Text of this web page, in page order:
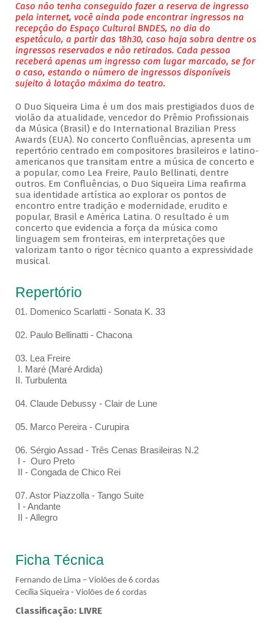
Caso não tenha conseguido fazer a reserva de ingresso
pela internet, você ainda pode encontrar ingressos na
recepção do Espaço Cultural BNDES, no dia do
espetáculo, a partir das 18h30, caso haja sobra dentre os
ingressos reservados e não retirados. Cada pessoa
receberá apenas um ingresso com lugar marcado, se for
o caso, estando o número de ingressos disponíveis
sujeito à lotação máxima do teatro.
O Duo Siqueira Lima é um dos mais prestigiados duos de
violão da atualidade, vencedor do Prêmio Profissionais
da Música (Brasil) e do International Brazilian Press
Awards (EUA). No concerto Confluências, apresenta um
repertório centrado em compositores brasileiros e latino-
americanos que transitam entre a música de concerto e
a popular, como Lea Freire, Paulo Bellinati, dentre
outros. Em Confluências, o Duo Siqueira Lima reafirma
sua identidade artística ao explorar os pontos de
encontro entre tradição e modernidade, erudito e
popular, Brasil e América Latina. O resultado é um
concerto que evidencia a força da música como
linguagem sem fronteiras, em interpretações que
valorizam tanto o rigor técnico quanto a expressividade
musical.
Repertório
01. Domenico Scarlatti - Sonata K. 33
02. Paulo Bellinatti - Chacona
03. Lea Freire
I. Maré (Maré Ardida)
II. Turbulenta
04. Claude Debussy - Clair de Lune
05. Marco Pereira - Curupira
06. Sérgio Assad - Três Cenas Brasileiras N.2
I - Ouro Preto
II - Congada de Chico Rei
07. Astor Piazzolla - Tango Suite
I - Andante
II - Allegro
Ficha Técnica
Fernando de Lima – Violões de 6 cordas
Cecília Siqueira - Violões de 6 cordas
Classificação: LIVRE